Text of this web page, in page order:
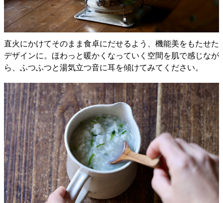
直火にかけてそのまま食卓にだせるよう、機能美をもたせた
デザインに。ほわっと暖かくなっていく空間を肌で感じなが
ら、ふつふつと湯気立つ音に耳を傾けてみてください。